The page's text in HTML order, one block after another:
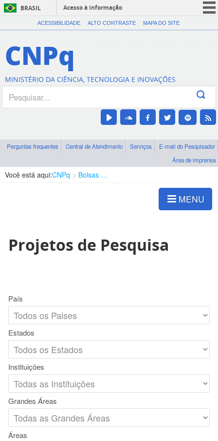
BRASIL
Acesso à informação
CORONAVÍRUS (COVID-19)
Canais
ACESSIBILIDADE ALTO CONTRASTE MAPA DO SITE
CNPq
MINISTÉRIO DA CIÊNCIA, TECNOLOGIA E INOVAÇÕES
Perguntas frequentes Central de Atendimento Serviços
E-mail do Pesquisador
Área de imprensa
Você está aqui:CNPq Bolsas e Auxílios Vigentes
MENU
Projetos de Pesquisa
País
Estados
Instituições
Grandes Áreas
Áreas